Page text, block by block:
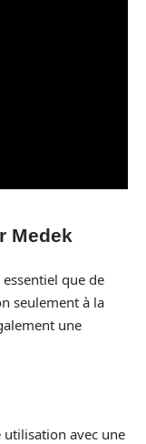
Medek
que de
seulement à la
une
utilisation avec une